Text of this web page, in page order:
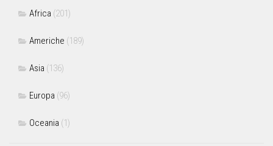
Africa (201)
Americhe (189)
Asia (136)
Europa (96)
Oceania (1)